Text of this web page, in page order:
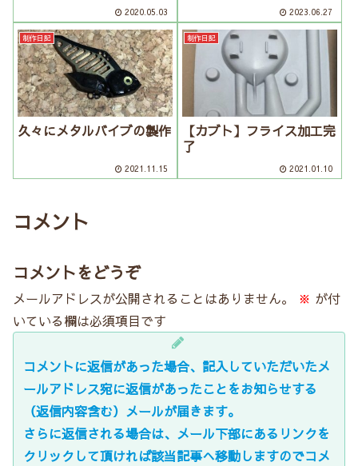
2020.05.03 2023.06.27
制作日記
久々にメタルバイブの製作
2021.11.15
制作日記
【カブト】フライス加工完
了
2021.01.10
コメント
コメントをどうぞ
メールアドレスが公開されることはありません。 ※ が付
いている欄は必須項目です
コメントに返信があった場合、記入していただいたメ
ールアドレス宛に返信があったことをお知らせする
（返信内容含む）メールが届きます。
さらに返信される場合は、メール下部にあるリンクを
クリックして頂ければ該当記事へ移動しますのでコメ